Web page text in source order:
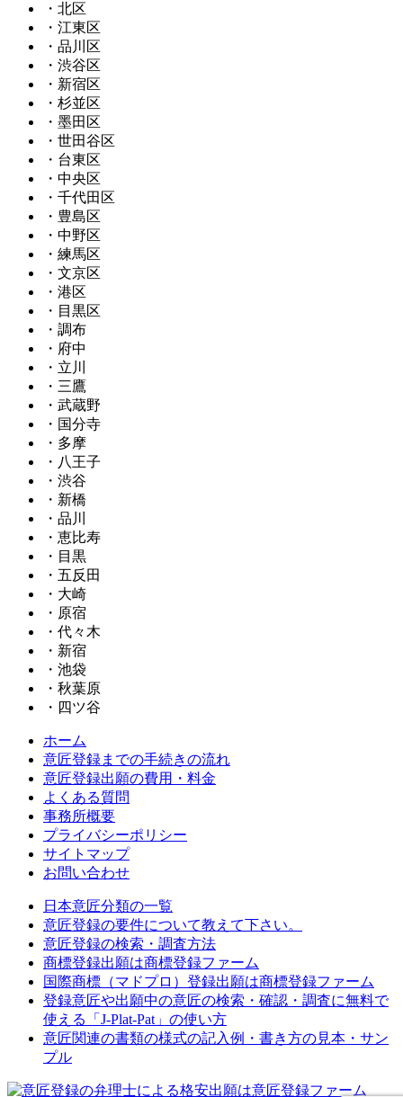
・北区
・江東区
・品川区
・渋谷区
・新宿区
・杉並区
・墨田区
・世田谷区
・台東区
・中央区
・千代田区
・豊島区
・中野区
・練馬区
・文京区
・港区
・目黒区
・調布
・府中
・立川
・三鷹
・武蔵野
・国分寺
・多摩
・八王子
・渋谷
・新橋
・品川
・恵比寿
・目黒
・五反田
・大崎
・原宿
・代々木
・新宿
・池袋
・秋葉原
・四ツ谷
ホーム
意匠登録までの手続きの流れ
意匠登録出願の費用・料金
よくある質問
事務所概要
プライバシーポリシー
サイトマップ
お問い合わせ
日本意匠分類の一覧
意匠登録の要件について教えて下さい。
意匠登録の検索・調査方法
商標登録出願は商標登録ファーム
国際商標（マドプロ）登録出願は商標登録ファーム
登録意匠や出願中の意匠の検索・確認・調査に無料で
使える「J-Plat-Pat」の使い方
意匠関連の書類の様式の記入例・書き方の見本・サン
プル